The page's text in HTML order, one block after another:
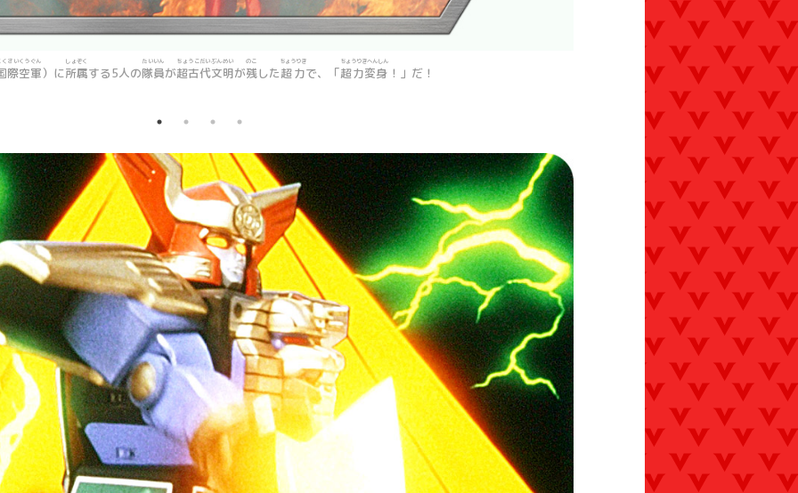
際空軍
くさいくうぐん
）に所属
しょぞく
する5人の隊員
たいいん
が超古代文明
ちょうこだいぶんめい
が残
のこ
した超力
ちょうりき
で、「超力変身
ちょうりきへんしん
！」だ！ 億年前宇宙
おくねんまえうちゅう
に
強大
きょうだい